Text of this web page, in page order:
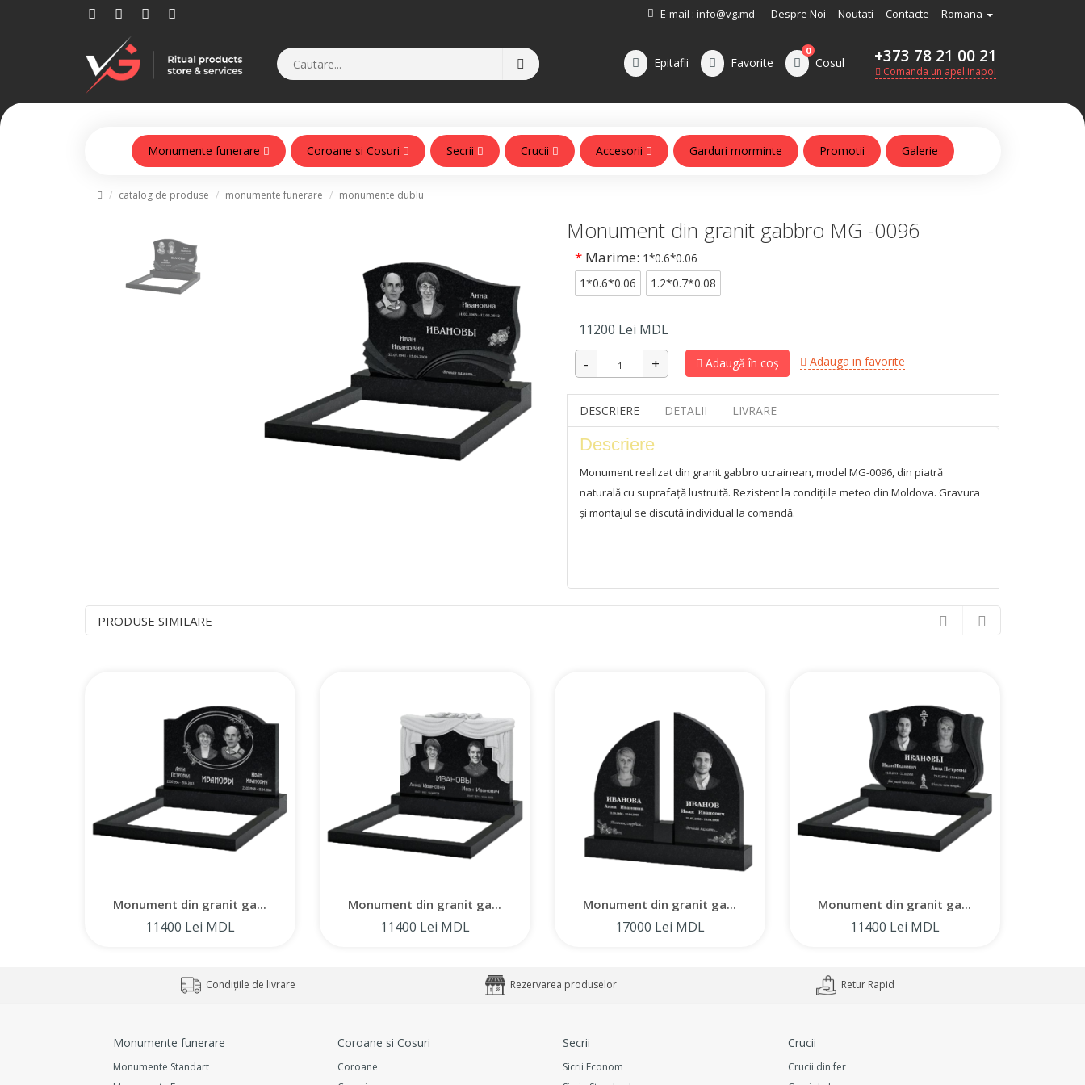
E-mail : info@vg.md Despre Noi Noutati Contacte Romana
Epitafii Favorite Cosul
0 +373 78 21 00 21
Comanda un apel inapoi
Monumente funerare Coroane si Cosuri Secrii Crucii Accesorii Garduri morminte Promotii Galerie
catalog de produse monumente funerare monumente dublu
Monument din granit gabbro MG -0096
*Marime: 1*0.6*0.06
1*0.6*0.06
1.2*0.7*0.08
11200 Lei MDL
Adaugă în coș Adauga in favorite
DESCRIERE DETALII LIVRARE
Descriere
Monument realizat din granit gabbro ucrainean, model MG-0096, din piatră
naturală cu suprafață lustruită. Rezistent la condițiile meteo din Moldova. Gravura
și montajul se discută individual la comandă.
PRODUSE SIMILARE
Monument din granit ga...
11400 Lei MDL
Monument din granit ga...
11400 Lei MDL
Monument din granit ga...
17000 Lei MDL
Monument din granit ga...
11400 Lei MDL
Condițiile de livrare Rezervarea produselor Retur Rapid
Monumente funerare
Monumente Standart
Coroane si Cosuri
Coroane
Secrii
Sicrii Econom
Crucii
Crucii din fer